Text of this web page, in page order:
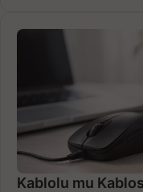
Kablolu mu